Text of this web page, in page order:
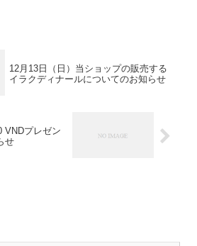
12月13日（日）当ショップの販売する
イラクディナールについてのお知らせ
VNDプレゼン
せ